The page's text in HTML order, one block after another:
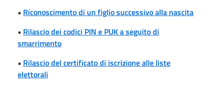
• Riconoscimento di un figlio successivo alla nascita
• Rilascio dei codici PIN e PUK a seguito di
smarrimento
• Rilascio del certificato di iscrizione alle liste
elettorali